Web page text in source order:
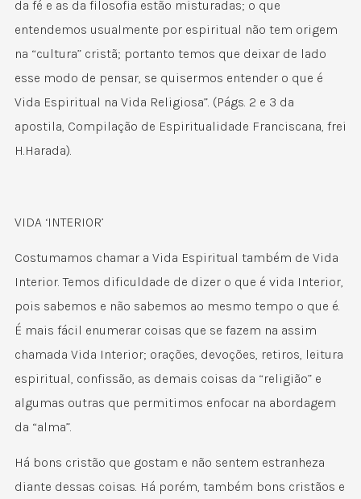
da fé e as da filosofia estão misturadas; o que
entendemos usualmente por espiritual não tem origem
na “cultura” cristã; portanto temos que deixar de lado
esse modo de pensar, se quisermos entender o que é
Vida Espiritual na Vida Religiosa”. (Págs. 2 e 3 da
apostila, Compilação de Espiritualidade Franciscana, frei
H.Harada).
VIDA ‘INTERIOR’
Costumamos chamar a Vida Espiritual também de Vida
Interior. Temos dificuldade de dizer o que é vida Interior,
pois sabemos e não sabemos ao mesmo tempo o que é.
É mais fácil enumerar coisas que se fazem na assim
chamada Vida Interior; orações, devoções, retiros, leitura
espiritual, confissão, as demais coisas da “religião” e
algumas outras que permitimos enfocar na abordagem
da “alma”.
Há bons cristão que gostam e não sentem estranheza
diante dessas coisas. Há porém, também bons cristãos e